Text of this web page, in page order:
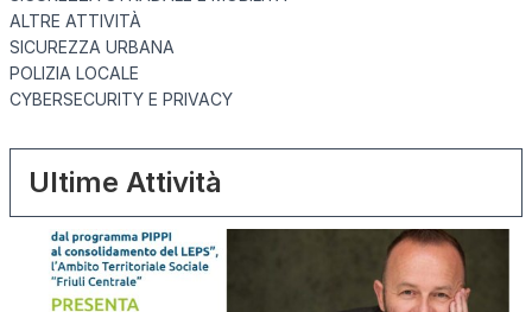
ALTRE ATTIVITÀ
SICUREZZA URBANA
POLIZIA LOCALE
CYBERSECURITY E PRIVACY
Ultime Attività